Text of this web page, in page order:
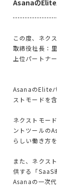
Notionライ
Asanaライ
Keeperライ
AWS導入コ
AsanaのElite
この度、ネク
取締役社長：
上位パートナ
AsanaのElite
ストモードを
ネクストモー
ントツールの
らしい働き方
また、ネクス
供する「SaaS
Asanaの一次